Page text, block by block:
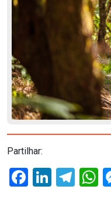
Partilhar:
Facebook